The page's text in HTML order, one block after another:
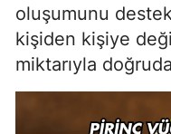
oluşumunu
kişiden kişiye
miktarıyla